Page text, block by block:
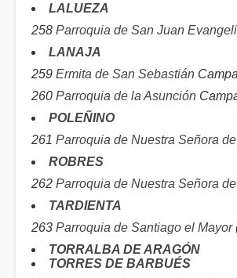
LALUEZA
258 Parroquia de San Juan
LANAJA
259 Ermita de San Sebastián
260 Parroquia de la Asunción
POLEÑINO
261 Parroquia de Nuestra Señora
ROBRES
262 Parroquia de Nuestra Señora
TARDIENTA
263 Parroquia de Santiago el Mayor
TORRALBA DE ARAGÓN
TORRES DE BARBUÉS